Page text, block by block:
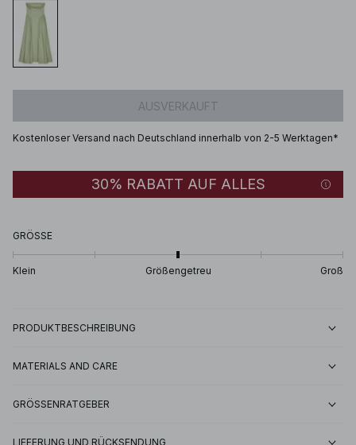
AUSVERKAUFT
Kostenloser Versand nach Deutschland innerhalb von 2-5 Werktagen*
30% RABATT AUF ALLES
GRÖSSE
Klein Größengetreu Groß
PRODUKTBESCHREIBUNG
MATERIALS AND CARE
GRÖSSENRATGEBER
LIEFERUNG UND RÜCKSENDUNG